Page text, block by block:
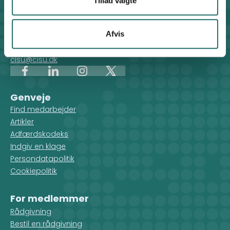
Afvis
Klosterport 4x, 8000 Aarhus
Kontakt sekretariatet på hverdage kl. 10-14 på:
8612 0342
cisu@cisu.dk
FacebookLinkedInInstagram
X
Genveje
Find medarbejder
Artikler
Adfærdskodeks
Indgiv en klage
Persondatapolitik
Cookiepolitik
For medlemmer
Rådgivning
Bestil en rådgivning